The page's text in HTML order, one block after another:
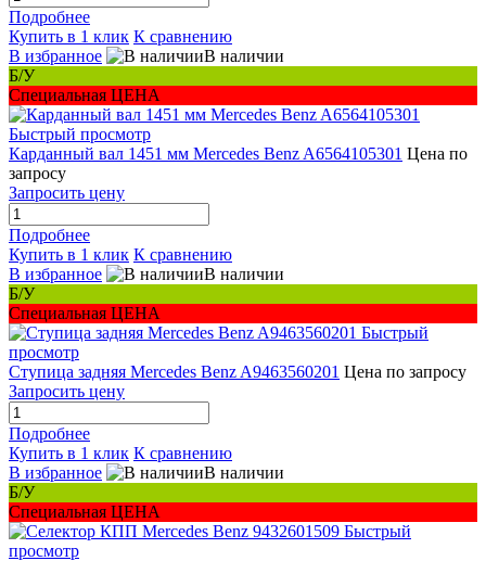
Подробнее
Купить в 1 клик К сравнению
В избранное
В наличии
Б/У
Специальная ЦЕНА
Быстрый просмотр
Карданный вал 1451 мм Mercedes Benz A6564105301 Цена по
запросу
Запросить цену
Подробнее
Купить в 1 клик К сравнению
В избранное
В наличии
Б/У
Специальная ЦЕНА
Быстрый
просмотр
Ступица задняя Mercedes Benz A9463560201 Цена по запросу
Запросить цену
Подробнее
Купить в 1 клик К сравнению
В избранное
В наличии
Б/У
Специальная ЦЕНА
Быстрый
просмотр